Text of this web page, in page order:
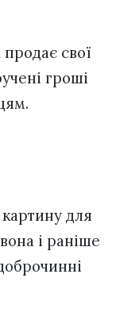
продає свої
гроші
для
і раніше